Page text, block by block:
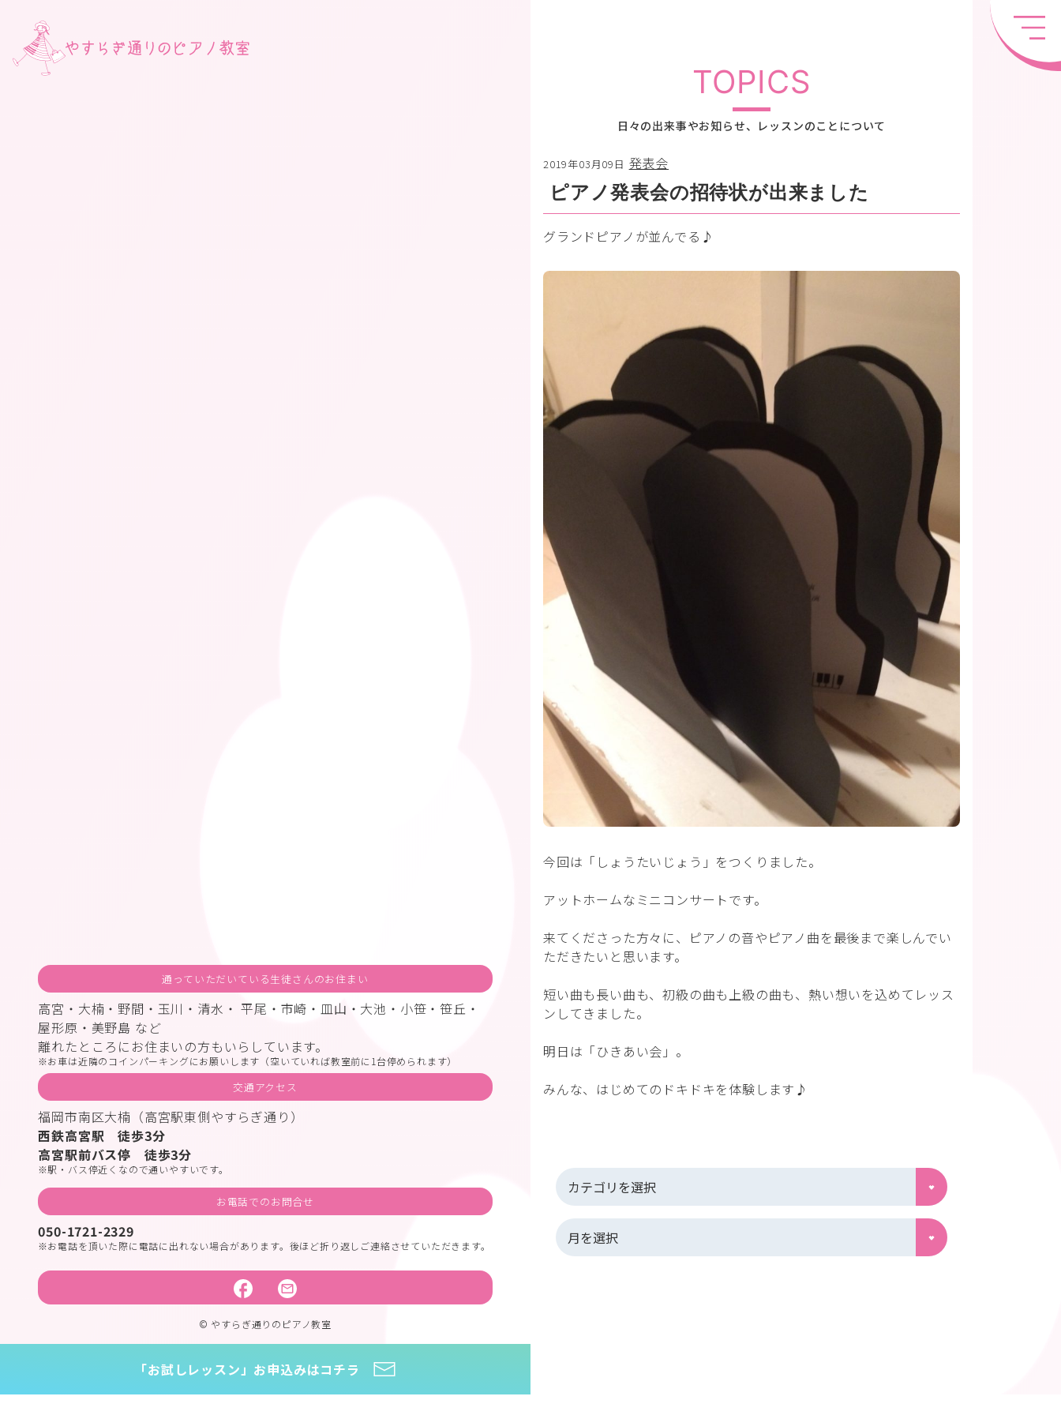
TOPICS
日々の出来事やお知らせ、レッスンのことについて
2019年03月09日 発表会
ピアノ発表会の招待状が出来ました
グランドピアノが並んでる♪
今回は「しょうたいじょう」をつくりました。
アットホームなミニコンサートです。
来てくださった方々に、ピアノの音やピアノ曲を最後まで楽しんでい
ただきたいと思います。
短い曲も長い曲も、初級の曲も上級の曲も、熱い想いを込めてレッス
ンしてきました。
明日は「ひきあい会」。
みんな、はじめてのドキドキを体験します♪
通っていただいている生徒さんのお住まい
高宮・大楠・野間・玉川・清水・ 平尾・市崎・皿山・大池・小笹・笹丘・
屋形原・美野島 など
離れたところにお住まいの方もいらしています。
お車は近隣のコインパーキングにお願いします（空いていれば教室前に1台停められます）
交通アクセス
福岡市南区大楠（高宮駅東側やすらぎ通り）
西鉄高宮駅 徒歩3分
高宮駅前バス停 徒歩3分
駅・バス停近くなので通いやすいです。
お電話でのお問合せ
050-1721-2329
お電話を頂いた際に電話に出れない場合があります。後ほど折り返しご連絡させていただきます。
© やすらぎ通りのピアノ教室
「お試しレッスン」お申込みはコチラ